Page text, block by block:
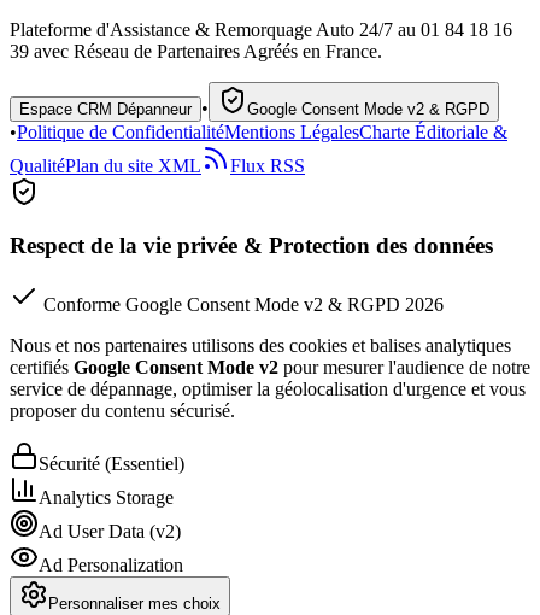
Plateforme d'Assistance & Remorquage Auto 24/7 au 01 84 18 16
39 avec Réseau de Partenaires Agréés en France.
Espace CRM Dépanneur • Google Consent Mode v2 & RGPD
•Politique de ConfidentialitéMentions LégalesCharte Éditoriale &
QualitéPlan du site XML Flux RSS
Respect de la vie privée & Protection des données
Conforme Google Consent Mode v2 & RGPD 2026
Nous et nos partenaires utilisons des cookies et balises analytiques
certifiés Google Consent Mode v2 pour mesurer l'audience de notre
service de dépannage, optimiser la géolocalisation d'urgence et vous
proposer du contenu sécurisé.
Sécurité (Essentiel)
Analytics Storage
Ad User Data (v2)
Ad Personalization
Personnaliser mes choix